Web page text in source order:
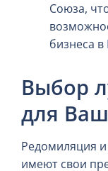
Союза,
бизнеса
Выбор
для
Редомиляция
имеют свои